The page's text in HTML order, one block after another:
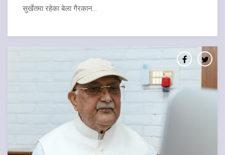
सुर्खेतमा रहेका बेला गैरकान...